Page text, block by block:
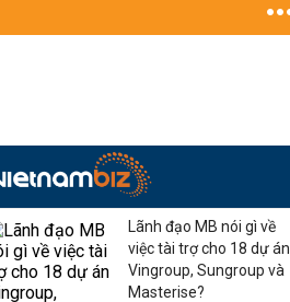
Lãnh đạo MB nói gì về
việc tài trợ cho 18 dự án
Vingroup, Sungroup và
Masterise?